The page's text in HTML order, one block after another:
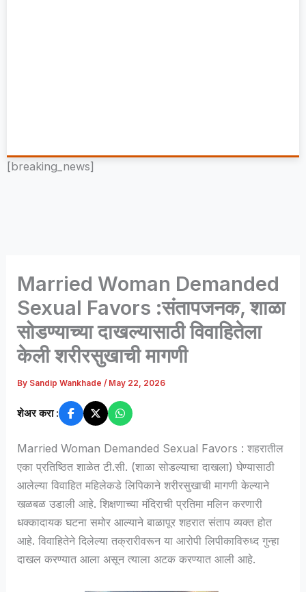
[breaking_news]
Married Woman Demanded
Sexual Favors :संतापजनक, शाळा
सोडण्याच्या दाखल्यासाठी विवाहितेला
केली शरीरसुखाची मागणी
By Sandip Wankhade/ May 22, 2026
शेअर करा :
Married Woman Demanded Sexual Favors : शहरातील
एका प्रतिष्ठित शाळेत टी.सी. (शाळा सोडल्याचा दाखला) घेण्यासाठी
आलेल्या विवाहित महिलेकडे लिपिकाने शरीरसुखाची मागणी केल्याने
खळबळ उडाली आहे. शिक्षणाच्या मंदिराची प्रतिमा मलिन करणारी
धक्कादायक घटना समोर आल्याने बाळापूर शहरात संताप व्यक्त होत
आहे. विवाहितेने दिलेल्या तक्रारीवरून या आरोपी लिपीकाविरुध्द गुन्हा
दाखल करण्यात आला असून त्याला अटक करण्यात आली आहे.